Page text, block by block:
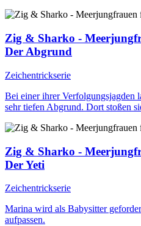
Zig & Sharko -
Der Abgrund
Zeichentrickserie
Bei einer ihrer Verfolgungsjagden
sehr tiefen Abgrund. Dort stoßen
Zig & Sharko -
Der Yeti
Zeichentrickserie
Marina wird als Babysitter
aufpassen.